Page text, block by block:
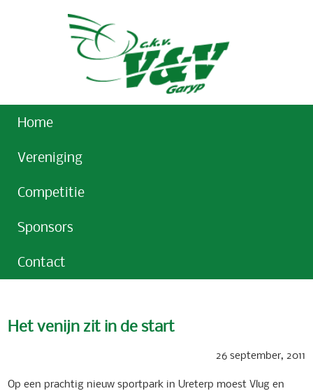
Home
Vereniging
Competitie
Sponsors
Contact
Het venijn zit in de start
26 september, 2011
Op een prachtig nieuw sportpark in Ureterp moest Vlug en